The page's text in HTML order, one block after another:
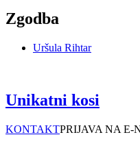
Zgodba
Uršula Rihtar
Unikatni kosi
KONTAKTPRIJAVA NA E-